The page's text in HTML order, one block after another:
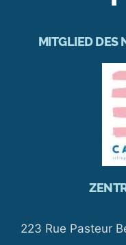
MITGLIED DES
223 Rue Pasteur